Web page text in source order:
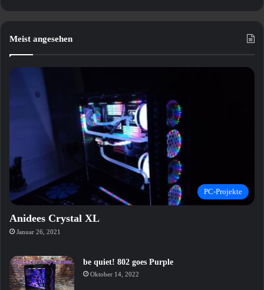
Meist angesehen
PC-Projekte
Anidees Crystal XL
Januar 26, 2021
be quiet! 802 goes Purple
Oktober 14, 2022